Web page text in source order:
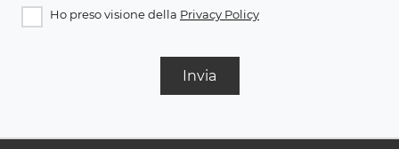
Ho preso visione della Privacy Policy
Invia